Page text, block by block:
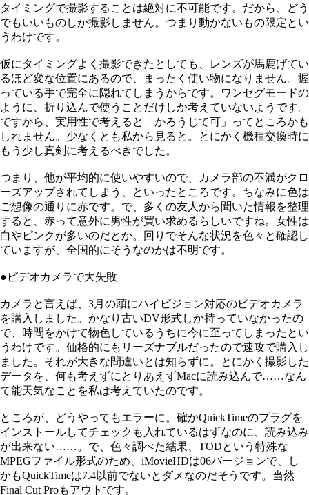
タイミングで撮影することは絶対に不可能です。だから、どう
でもいいものしか撮影しません。つまり動かないもの限定とい
うわけです。
仮にタイミングよく撮影できたとしても、レンズが馬鹿げてい
るほど変な位置にあるので、まったく使い物になりません。握
っている手で完全に隠れてしまうからです。ワンセグモードの
ように、折り込んで使うことだけしか考えていないようです。
ですから、実用性で考えると「かろうじて可」ってところかも
しれません。少なくとも私から見ると。とにかく機種交換時に
もう少し真剣に考えるべきでした。
つまり、他が平均的に使いやすいので、カメラ部の不満がクロ
ーズアップされてしまう、といったところです。ちなみに色は
ご想像の通りに赤です。で、多くの友人から聞いた情報を整理
すると、赤って意外に男性が買い求めるらしいですね。女性は
白やピンクが多いのだとか。回りでそんな状況を色々と確認し
ていますが、全国的にそうなのかは不明です。
●ビデオカメラで大失敗
カメラと言えば、3月の頭にハイビジョン対応のビデオカメラ
を購入しました。かなり古いDV形式しか持っていなかったの
で、時間をかけて物色しているうちに今に至ってしまったとい
うわけです。価格的にもリーズナブルだったので速攻で購入し
ました。それが大きな間違いとは知らずに。とにかく撮影した
データを、何も考えずにとりあえずMacに読み込んで……なん
て能天気なことを私は考えていたのです。
ところが、どうやってもエラーに。確かQuickTimeのプラグを
インストールしてチェックも入れているはずなのに、読み込み
が出来ない……。で、色々調べた結果、TODという特殊な
MPEGファイル形式のため、iMovieHDは06バージョンで、し
かもQuickTimeは7.4以前でないとダメなのだそうです。当然
Final Cut Proもアウトです。